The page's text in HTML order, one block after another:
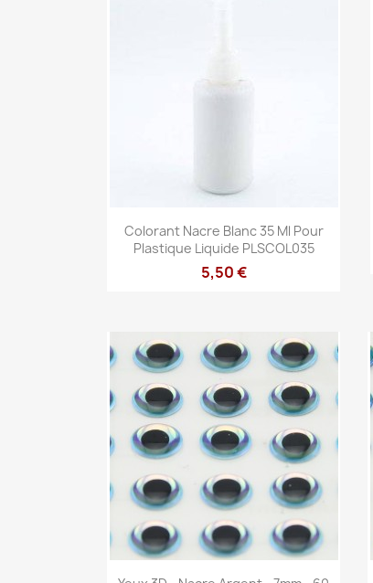
Aperçu rapide
Colorant Nacre Blanc 35 Ml Pour
Plastique Liquide PLSCOL035
5,50 €